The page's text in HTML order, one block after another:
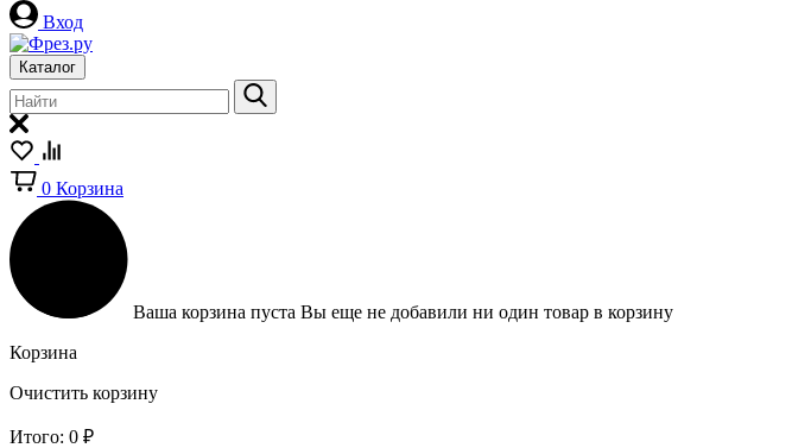
Вход
Каталог
0 Корзина
Ваша корзина пуста Вы еще не добавили ни один товар в корзину
Корзина
Очистить корзину
Итого: 0 ₽